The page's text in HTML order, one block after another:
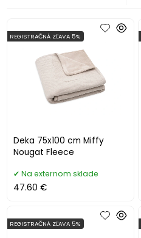
Deka 75x100 cm Miffy
Nougat Fleece
REGISTRAČNÁ ZĽAVA 5%
Na externom sklade
47.60 €
REGISTRAČNÁ ZĽAVA 5%